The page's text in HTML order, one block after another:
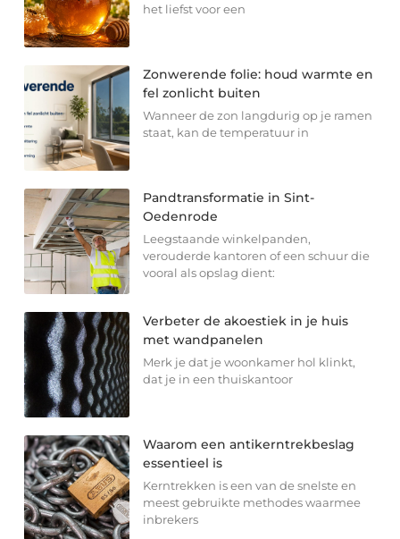
het liefst voor een
Zonwerende folie: houd warmte en
fel zonlicht buiten
Wanneer de zon langdurig op je ramen
staat, kan de temperatuur in
Pandtransformatie in Sint-
Oedenrode
Leegstaande winkelpanden,
verouderde kantoren of een schuur die
vooral als opslag dient:
Verbeter de akoestiek in je huis
met wandpanelen
Merk je dat je woonkamer hol klinkt,
dat je in een thuiskantoor
Waarom een antikerntrekbeslag
essentieel is
Kerntrekken is een van de snelste en
meest gebruikte methodes waarmee
inbrekers